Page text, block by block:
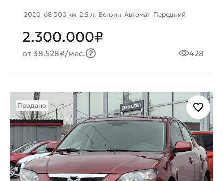
2020 68 000 км 2.5 л. Бензин Автомат Передний
2.300.000₽
от 38.528₽/мес. 428
Продано